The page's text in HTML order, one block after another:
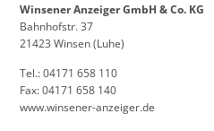
Winsener Anzeiger GmbH & Co. KG
Bahnhofstr. 37
21423 Winsen (Luhe)
Tel.: 04171 658 110
Fax: 04171 658 140
www.winsener-anzeiger.de